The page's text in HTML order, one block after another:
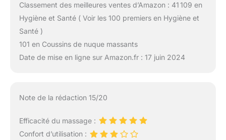
Classement des meilleures ventes d’Amazon : 41 109 en
Hygiène et Santé ( Voir les 100 premiers en Hygiène et
Santé )
101 en Coussins de nuque massants
Date de mise en ligne sur Amazon.fr : 17 juin 2024
Note de la rédaction 15/20
Efficacité du massage :
Confort d’utilisation :